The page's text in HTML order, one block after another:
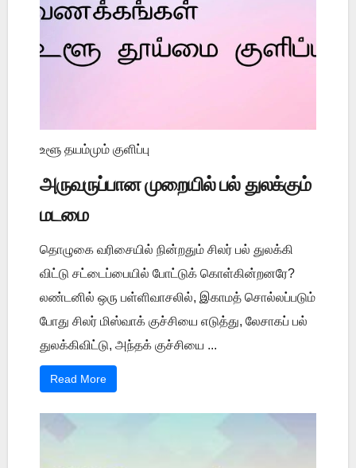
உளூ தயம்மும் குளிப்பு
அருவருப்பான முறையில் பல் துலக்கும்
மடமை
தொழுகை வரிசையில் நின்றதும் சிலர் பல் துலக்கி
விட்டு சட்டைப்பையில் போட்டுக் கொள்கின்றனரே?
லண்டனில் ஒரு பள்ளிவாசலில், இகாமத் சொல்லப்படும்
போது சிலர் மிஸ்வாக் குச்சியை எடுத்து, லேசாகப் பல்
துலக்கிவிட்டு, அந்தக் குச்சியை ...
Read More